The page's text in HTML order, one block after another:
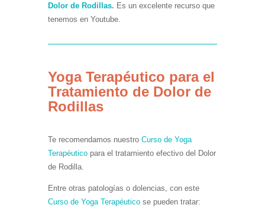
Dolor de Rodillas. Es un excelente recurso que
tenemos en Youtube.
Yoga Terapéutico para el
Tratamiento de Dolor de
Rodillas
Te recomendamos nuestro Curso de Yoga
Terapéuticopara el tratamiento efectivo del Dolor
de Rodilla.
Entre otras patologías o dolencias, con este
Curso de Yoga Terapéuticose pueden tratar: